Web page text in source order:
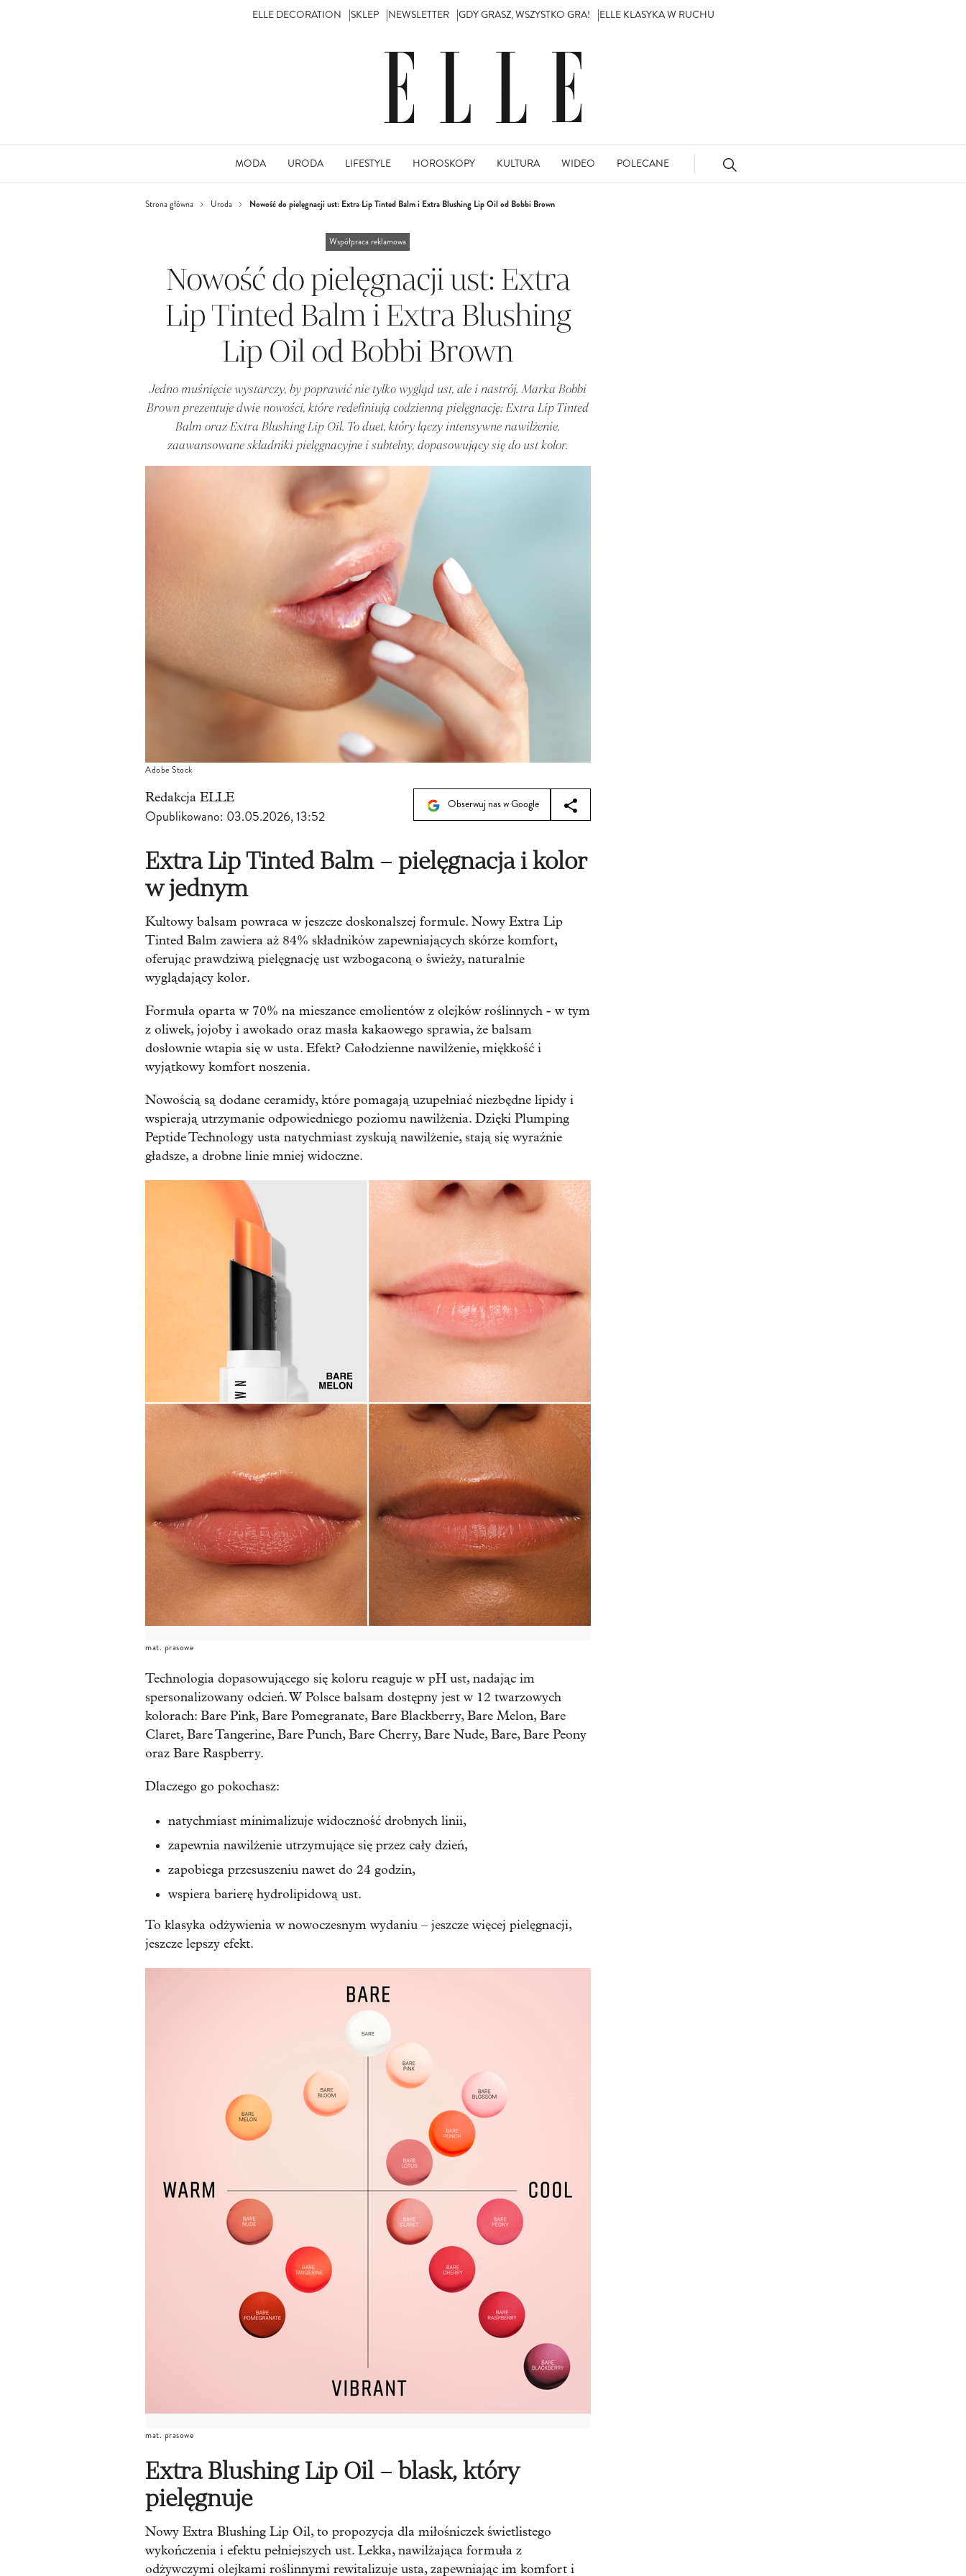
ELLE DECORATION SKLEP NEWSLETTER GDY GRASZ, WSZYSTKO GRA! ELLE KLASYKA W RUCHU
MODA URODA LIFESTYLE HOROSKOPY KULTURA WIDEO POLECANE
Strona główna Uroda Nowość do pielęgnacji ust: Extra Lip Tinted Balm i Extra Blushing Lip Oil od Bobbi Brown
Współpraca reklamowa
Nowość do pielęgnacji ust: Extra
Lip Tinted Balm i Extra Blushing
Lip Oil od Bobbi Brown
Jedno muśnięcie wystarczy, by poprawić nie tylko wygląd ust, ale i nastrój. Marka Bobbi
Brown prezentuje dwie nowości, które redefiniują codzienną pielęgnację: Extra Lip Tinted
Balm oraz Extra Blushing Lip Oil. To duet, który łączy intensywne nawilżenie,
zaawansowane składniki pielęgnacyjne i subtelny, dopasowujący się do ust kolor.
Adobe Stock
Redakcja ELLE
Opublikowano: 03.05.2026, 13:52
Obserwuj nas w Google
Extra Lip Tinted Balm – pielęgnacja i kolor
w jednym
Kultowy balsam powraca w jeszcze doskonalszej formule. Nowy Extra Lip
Tinted Balm zawiera aż 84% składników zapewniających skórze komfort,
oferując prawdziwą pielęgnację ust wzbogaconą o świeży, naturalnie
wyglądający kolor.
Formuła oparta w 70% na mieszance emolientów z olejków roślinnych - w tym
z oliwek, jojoby i awokado oraz masła kakaowego sprawia, że balsam
dosłownie wtapia się w usta. Efekt? Całodzienne nawilżenie, miękkość i
wyjątkowy komfort noszenia.
Nowością są dodane ceramidy, które pomagają uzupełniać niezbędne lipidy i
wspierają utrzymanie odpowiedniego poziomu nawilżenia. Dzięki Plumping
Peptide Technology usta natychmiast zyskują nawilżenie, stają się wyraźnie
gładsze, a drobne linie mniej widoczne.
mat. prasowe
Technologia dopasowującego się koloru reaguje w pH ust, nadając im
spersonalizowany odcień. W Polsce balsam dostępny jest w 12 twarzowych
kolorach: Bare Pink, Bare Pomegranate, Bare Blackberry, Bare Melon, Bare
Claret, Bare Tangerine, Bare Punch, Bare Cherry, Bare Nude, Bare, Bare Peony
oraz Bare Raspberry.
Dlaczego go pokochasz:
natychmiast minimalizuje widoczność drobnych linii,
zapewnia nawilżenie utrzymujące się przez cały dzień,
zapobiega przesuszeniu nawet do 24 godzin,
wspiera barierę hydrolipidową ust.
To klasyka odżywienia w nowoczesnym wydaniu – jeszcze więcej pielęgnacji,
jeszcze lepszy efekt.
mat. prasowe
Extra Blushing Lip Oil – blask, który
pielęgnuje
Nowy Extra Blushing Lip Oil, to propozycja dla miłośniczek świetlistego
wykończenia i efektu pełniejszych ust. Lekka, nawilżająca formuła z
odżywczymi olejkami roślinnymi rewitalizuje usta, zapewniając im komfort i